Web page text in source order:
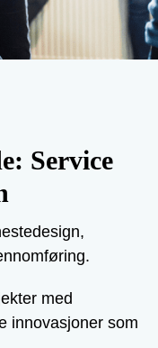
Service
med
innovasjoner som